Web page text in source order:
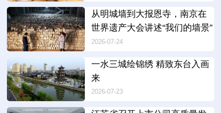
从明城墙到大报恩寺，南京在
世界遗产大会讲述“我们的墙景”
2026-07-24
一水三城绘锦绣 精致东台入画
来
2026-07-23